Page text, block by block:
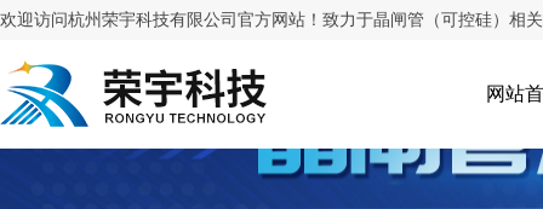
欢迎访问杭州荣宇科技有限公司官方网站！致力于晶闸管（可控硅）相
网站